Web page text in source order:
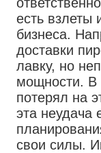
есть взлеты
бизнеса.
доставки
лавку, но
мощности. В
потерял на
эта неудача
свои силы.